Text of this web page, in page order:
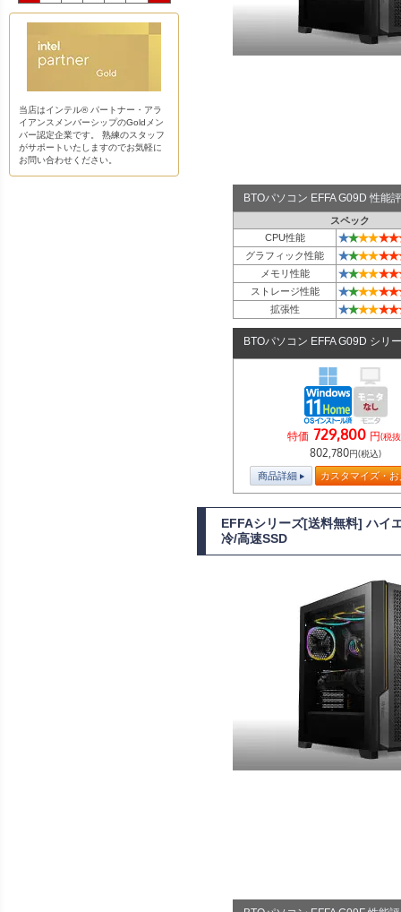
BTOパソコン EFFA G09D 性能
スペック
CPU性能
★★★★★★
グラフィック性能 ★★★★★★
メモリ性能 ★★★★★★
ストレージ性能 ★★★★★★
拡張性 ★★★★★★
BTOパソコン EFFA G09D シリ
特価 729,800 円(税
802,780円(税込)
商品詳細 カスタマイズ・
EFFAシリーズ[送料無料] ハイ
冷/高速SSD
当店はインテル® パートナー・アラ
イアンスメンバーシップのGoldメン
バー認定企業です。 熟練のスタッフ
がサポートいたしますのでお気軽に
お問い合わせください。